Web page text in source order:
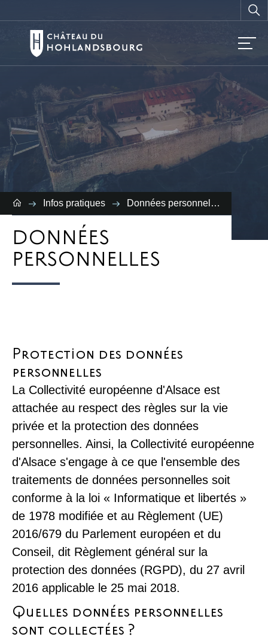
Vousrecherchez ?
Infos pratiques Données personnelles
DONNÉES
PERSONNELLES
Protection des données
personnelles
La Collectivité européenne d'Alsace est
attachée au respect des règles sur la vie
privée et la protection des données
personnelles. Ainsi, la Collectivité européenne
d'Alsace s'engage à ce que l'ensemble des
traitements de données personnelles soit
conforme à la loi « Informatique et libertés »
de 1978 modifiée et au Règlement (UE)
2016/679 du Parlement européen et du
Conseil, dit Règlement général sur la
protection des données (RGPD), du 27 avril
2016 applicable le 25 mai 2018.
Quelles données personnelles
sont collectées ?